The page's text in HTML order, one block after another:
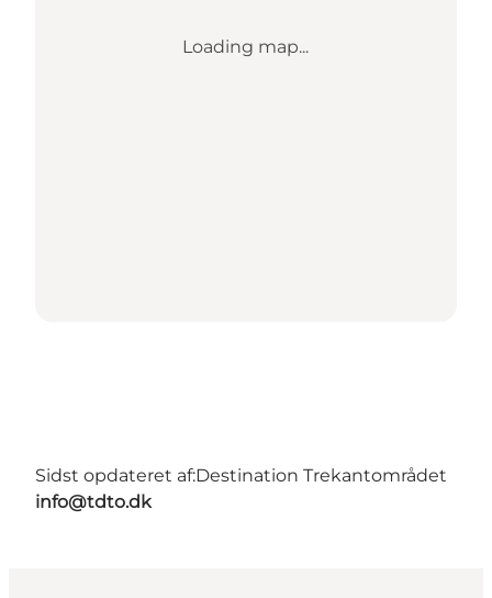
Loading map...
Sidst opdateret af:Destination Trekantområdet
info@tdto.dk